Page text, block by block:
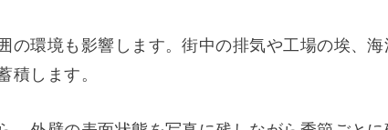
の環境も影響します。街中の排気や工場の埃、
積します。